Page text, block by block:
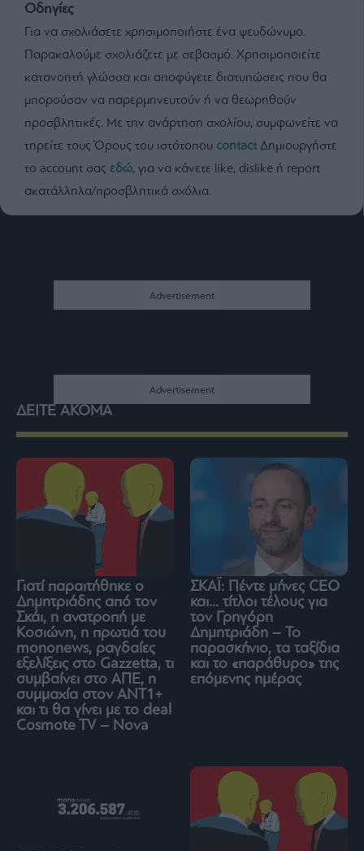
Οδηγίες
Για να σχολιάσετε χρησιμοποιήστε ένα ψευδώνυμο.
Παρακαλούμε σχολιάζετε με σεβασμό. Χρησιμοποιείτε
κατανοητή γλώσσα και αποφύγετε διατυπώσεις που θα
μπορούσαν να παρερμηνευτούν ή να θεωρηθούν
προσβλητικές. Με την ανάρτηση σχολίου, συμφωνείτε να
τηρείτε τους Όρους του ιστότοπου contactΔημιουργήστε
το account σας εδώ, για να κάνετε like, dislike ή report
ακατάλληλα/προσβλητικά σχόλια.
ΔΕΙΤΕ ΑΚΟΜΑ
Γιατί παραιτήθηκε ο
Δημητριάδης από τον
Σκάι, η ανατροπή με
Κοσιώνη, η πρωτιά του
mononews, ραγδαίες
εξελίξεις στο Gazzetta, τι
συμβαίνει στο ΑΠΕ, η
συμμαχία στον ΑΝΤ1+
και τι θα γίνει με το deal
Cosmote TV – Nova
ΣΚΑΪ: Πέντε μήνες CEO
και… τίτλοι τέλους για
τον Γρηγόρη
Δημητριάδη – Το
παρασκήνιο, τα ταξίδια
και το «παράθυρο» της
επόμενης ημέρας